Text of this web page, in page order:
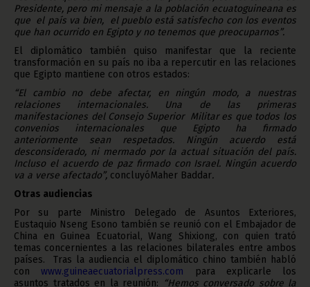
Presidente, pero mi mensaje a la población ecuatoguineana es
que el país va bien, el pueblo está satisfecho con los eventos
que han ocurrido en Egipto y no tenemos que preocuparnos”.
El diplomático también quiso manifestar que la reciente
transformación en su país no iba a repercutir en las relaciones
que Egipto mantiene con otros estados:
“El cambio no debe afectar, en ningún modo, a nuestras
relaciones internacionales. Una de las primeras
manifestaciones del Consejo Superior Militar es que todos los
convenios internacionales que Egipto ha firmado
anteriormente sean respetados. Ningún acuerdo está
desconsiderado, ni mermado por la actual situación del país.
Incluso el acuerdo de paz firmado con Israel. Ningún acuerdo
va a verse afectado”, concluyóMaher Baddar.
Otras audiencias
Por su parte Ministro Delegado de Asuntos Exteriores,
Eustaquio Nseng Esono también se reunió con el Embajador de
China en Guinea Ecuatorial, Wang Shixiong, con quien trató
temas concernientes a las relaciones bilaterales entre ambos
países. Tras la audiencia el diplomático chino también habló
conwww.guineaecuatorialpress.com para explicarle los
asuntos tratados en la reunión:
“Hemos conversado sobre la